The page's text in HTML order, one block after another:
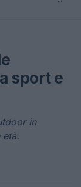
sport e
in
età.